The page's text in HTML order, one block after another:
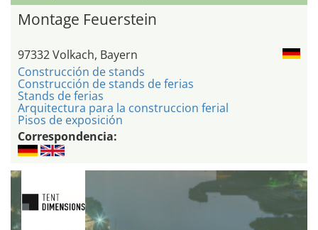
Montage Feuerstein
97332 Volkach, Bayern
Construcción de stands
Construcción de stands de ferias
Stands de ferias
Arquitectura para la construccion ferial
Pisos de exposición
Correspondencia: